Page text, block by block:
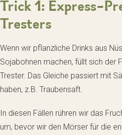
Trick 1: Express-
Tresters
Wenn wir pflanzliche Drinks aus
Sojabohnen machen, füllt sich der
Trester. Das Gleiche passiert mit
haben, z.B. Traubensaft.
In diesen Fällen rühren wir das
um, bevor wir den Mörser für die